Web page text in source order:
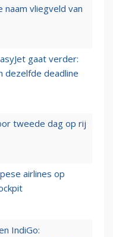
vliegveld van
gaat verder:
dezelfde deadline
tweede dag op rij
airlines op
IndiGo: